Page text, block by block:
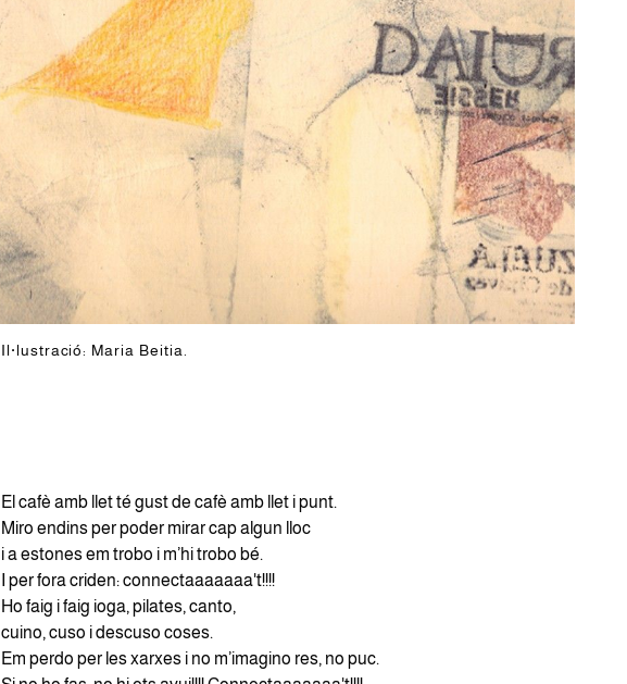
Il·lustració: Maria Beitia.
El cafè amb llet té gust de cafè amb llet i punt.
Miro endins per poder mirar cap algun lloc
i a estones em trobo i m’hi trobo bé.
I per fora criden: connectaaaaaaa't!!!!
Ho faig i faig ioga, pilates, canto,
cuino, cuso i descuso coses.
Em perdo per les xarxes i no m’imagino res, no puc.